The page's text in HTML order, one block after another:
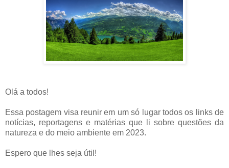
Olá a todos!
Essa postagem visa reunir em um só lugar todos os links de
notícias, reportagens e matérias que li sobre questões da
natureza e do meio ambiente em 2023.
Espero que lhes seja útil!